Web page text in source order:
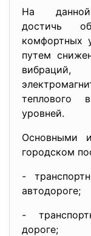
На
достичь
комфортных
путем
вибраций,
теплового
уровней.
Основными
городском
-
автодороге;
-
дороге;